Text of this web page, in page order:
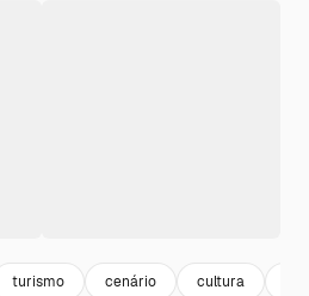
turismo cenário cultura